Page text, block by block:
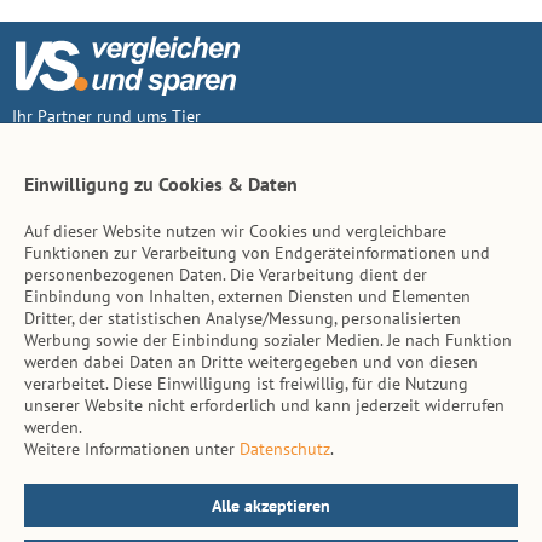
Ihr Partner rund ums Tier
Inhalt
Tierarzt-Suche
Hinweise
AGB
Impressum
Datenschutz
Kontakt
Einwilligung zu Cookies & Daten
Auf dieser Website nutzen wir Cookies und vergleichbare
Funktionen zur Verarbeitung von Endgeräteinformationen und
personenbezogenen Daten. Die Verarbeitung dient der
Einbindung von Inhalten, externen Diensten und Elementen
Dritter, der statistischen Analyse/Messung, personalisierten
Werbung sowie der Einbindung sozialer Medien. Je nach Funktion
werden dabei Daten an Dritte weitergegeben und von diesen
verarbeitet. Diese Einwilligung ist freiwillig, für die Nutzung
unserer Website nicht erforderlich und kann jederzeit widerrufen
werden.
Weitere Informationen unter Datenschutz.
Alle akzeptieren